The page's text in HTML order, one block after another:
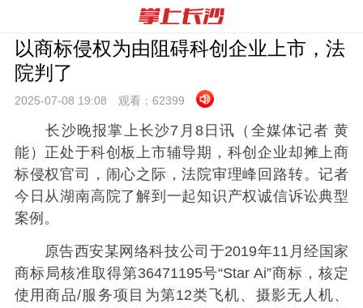
以商标侵权为由阻碍科创企业上市，法
院判了
2025-07-08 19:08 观看： 62399
长沙晚报掌上长沙7月8日讯（全媒体记者 黄
能）正处于科创板上市辅导期，科创企业却摊上商
标侵权官司，闹心之际，法院审理峰回路转。记者
今日从湖南高院了解到一起知识产权诚信诉讼典型
案例。
原告西安某网络科技公司于2019年11月经国家
商标局核准取得第36471195号“Star Ai”商标，核定
使用商品/服务项目为第12类飞机、摄影无人机、